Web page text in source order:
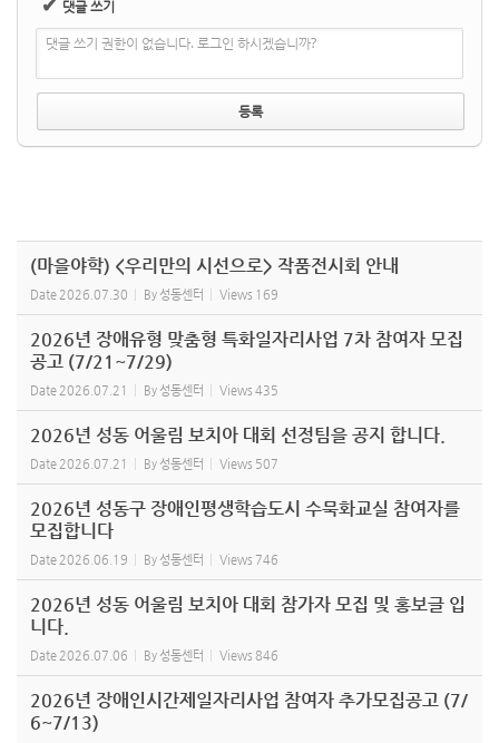
✔ 댓글 쓰기
댓글 쓰기 권한이 없습니다. 로그인 하시겠습니까?
(마을야학) <우리만의 시선으로> 작품전시회 안내
Date 2026.07.30 By성동센터 Views 169
2026년 장애유형 맞춤형 특화일자리사업 7차 참여자 모집
공고 (7/21~7/29)
Date 2026.07.21 By성동센터 Views 435
2026년 성동 어울림 보치아 대회 선정팀을 공지 합니다.
Date 2026.07.21 By성동센터 Views 507
2026년 성동구 장애인평생학습도시 수묵화교실 참여자를
모집합니다
Date 2026.06.19 By성동센터 Views 746
2026년 성동 어울림 보치아 대회 참가자 모집 및 홍보글 입
니다.
Date 2026.07.06 By성동센터 Views 846
2026년 장애인시간제일자리사업 참여자 추가모집공고 (7/
6~7/13)